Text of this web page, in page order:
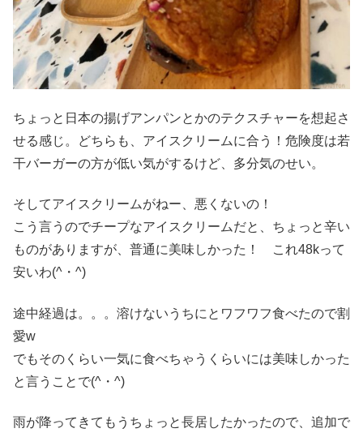
ちょっと日本の揚げアンパンとかのテクスチャーを想起さ
せる感じ。どちらも、アイスクリームに合う！危険度は若
干バーガーの方が低い気がするけど、多分気のせい。
そしてアイスクリームがねー、悪くないの！
こう言うのでチープなアイスクリームだと、ちょっと辛い
ものがありますが、普通に美味しかった！ これ48kって
安いわ(^・^)
途中経過は。。。溶けないうちにとワフワフ食べたので割
愛w
でもそのくらい一気に食べちゃうくらいには美味しかった
と言うことで(^・^)
雨が降ってきてもうちょっと長居したかったので、追加で